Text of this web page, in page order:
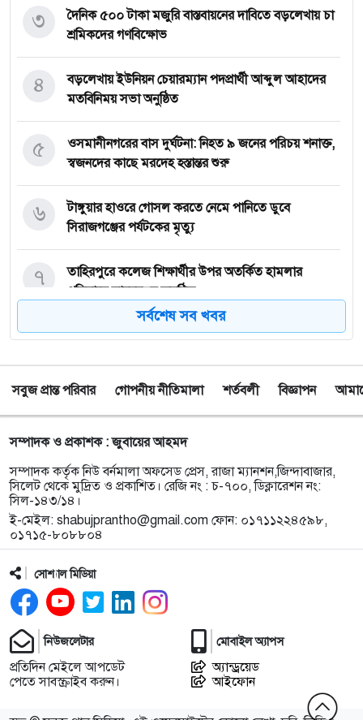
দৈনিক ৫০০ টাকা মজুরি বাস্তবায়নের দাবিতে বড়লেখায় চা
শ্রমিকদের গণবিক্ষোভ
৩
বড়লেখায় ইউনিয়ন চেয়ারম্যান পদপ্রার্থী আব্দুল আহাদের
মতবিনিময় সভা অনুষ্ঠিত
৪
‎ওসমানীনগরের বাস দুর্ঘটনা: নিহত ৯ জনের পরিচয় শনাক্ত,
স্বজনদের কাছে মরদেহ হস্তান্তর শুরু
৫
টাঙ্গুয়ার হাওরে গোসল করতে নেমে পানিতে ডুবে
সিরাজগঞ্জের পর্যটকের মৃত্যু
৬
তাহিরপুরে কলেজ শিক্ষার্থীর উপর অতর্কিত হামলার
প্রতিবাদে মানববন্ধন অনুষ্ঠিত
৭
পাঁচ বন্ধু মিলে ঘুরতে এসেছিলেন সিলেট, কফিনবন্দি হয়ে
৮
সিলেটে অনুষ্ঠান শেষে ফেরার পথে সড়ক দুর্ঘটনায় প্রাণ গেল
তরুণ শিল্পী পেহেলী ভৈরবীর
ওসমানীনগরে ইউনিক ও বেঙ্গল পরিবহনের সংঘর্ষ, নিহত ৯
আহত অন্তত ২৫
১০
ফেসবুক অ্যাড পেমেন্টে যুক্ত হলো ‘বিকাশ
১১
সিলেটে চার বছরের শিশু ফাহিমা ধর্ষণ ও হত্যা মামলায়
জাকিরের ফাঁসি, ৫ লাখ টাকা জরিমানা
১২
নয়াদিল্লিতে সাজাপ্রাপ্ত গণহত্যাকারী শেখ হাসিনাকে
সংবাদমাধ্যমের মুখোমুখি হতে দেওয়ায় ঢাকার তীব্র ক্ষোভ
১৩
বড়লেখায় গণভোটের রায় ও জুলাই সনদ বাস্তবায়নের
সর্বশেষ সব খবর
সবুজ প্রান্ত পরিবার গোপনীয় নীতিমালা শর্তবলী বিজ্ঞাপন
সম্পাদক ও প্রকাশক : জুবায়ের আহমদ
সম্পাদক কর্তৃক নিউ বর্নমালা অফসেড প্রেস, রাজা ম্যানশন,জিন্দাবাজার,
সিলেট থেকে মুদ্রিত ও প্রকাশিত। রেজি নং : চ-৭০০, ডিক্লারেশন নং:
সিল-১৪৩/১৪।
ই-মেইল: shabujprantho@gmail.com ফোন: ০১৭১১২২৪৫৯৮,
০১৭১৫-৮০৮৮০৪
সোশ্যাল মিডিয়া
নিউজলেটার
প্রতিদিন মেইলে আপডেট
পেতে সাবস্ক্রাইব করুন।
মোবাইল অ্যাপস
অ্যান্ড্রয়েড
আইফোন